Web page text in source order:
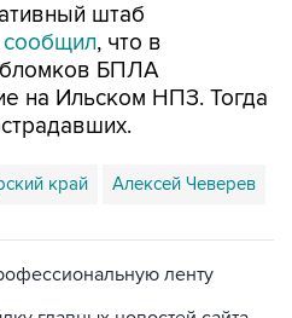
штаб
сообщил, что в
БПЛА
на Ильском НПЗ. Тогда
край Алексей Чеверев
ленту